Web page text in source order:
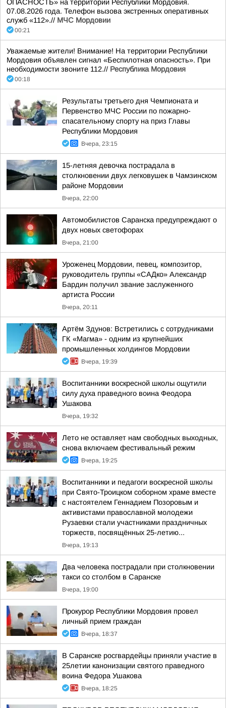
ОПАСНОСТЬ» на территории Республики Мордовия.
07.08.2026 года. Телефон вызова экстренных оперативных
служб «112».// МЧС Мордовии
00:21
Уважаемые жители! Внимание! На территории Республики
Мордовия объявлен сигнал «Беспилотная опасность». При
необходимости звоните 112.// Республика Мордовия
00:18
Результаты третьего дня Чемпионата и
Первенство МЧС России по пожарно-
спасательному спорту на приз Главы
Республики Мордовия
Вчера, 23:15
15-летняя девочка пострадала в
столкновении двух легковушек в Чамзинском
районе Мордовии
Вчера, 22:00
Автомобилистов Саранска предупреждают о
двух новых светофорах
Вчера, 21:00
Уроженец Мордовии, певец, композитор,
руководитель группы «САДко» Александр
Бардин получил звание заслуженного
артиста России
Вчера, 20:11
Артём Здунов: Встретились с сотрудниками
ГК «Магма» - одним из крупнейших
промышленных холдингов Мордовии
Вчера, 19:39
Воспитанники воскресной школы ощутили
силу духа праведного воина Феодора
Ушакова
Вчера, 19:32
Лето не оставляет нам свободных выходных,
снова включаем фестивальный режим
Вчера, 19:25
Воспитанники и педагоги воскресной школы
при Свято-Троицком соборном храме вместе
с настоятелем Геннадием Позоровым и
активистами православной молодежи
Рузаевки стали участниками праздничных
торжеств, посвящённых 25-летию...
Вчера, 19:13
Два человека пострадали при столкновении
такси со столбом в Саранске
Вчера, 19:00
Прокурор Республики Мордовия провел
личный прием граждан
Вчера, 18:37
В Саранске росгвардейцы приняли участие в
25летии канонизации святого праведного
воина Федора Ушакова
Вчера, 18:25